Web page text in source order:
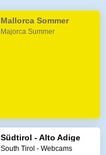
Mallorca Sommer
Majorca Summer
Südtirol - Alto Adige
South Tirol - Webcams